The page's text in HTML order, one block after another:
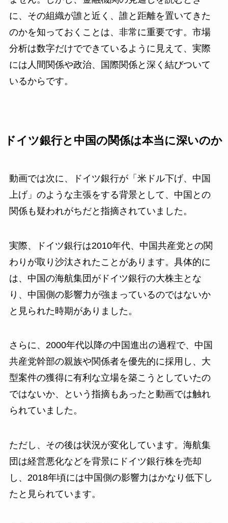
に、その組織が誰と近く、誰と距離を置いてきた
のかを知っておくことは、非常に重要です。市場
分析は数字だけでできているように見えて、実際
には人間関係や政治、国際関係と深く結びついて
いるからです。
ドイツ銀行と中国の関係は本当に深いのか
動画では次に、ドイツ銀行が「米ドル下げ、中国
上げ」のような主張をする背景として、中国との
関係も疑われがちだと指摘されていました。
実際、ドイツ銀行は2010年代、中国共産党との関
わりが取り沙汰されたことがあります。具体的に
は、中国の海航集団がドイツ銀行の大株主とな
り、中国側の影響力が強まっているのではないか
と見られた時期がありました。
さらに、2000年代以降の中国進出の過程で、中国
共産党幹部の親族や関係者を優先的に採用し、大
型案件の獲得に有利な立場を築こうとしていたの
ではないか、という指摘もあったと動画では触れ
られていました。
ただし、その後は状況が変化しています。海航集
団は経営悪化などを背景にドイツ銀行株を売却
し、2018年頃には中国側の影響力はかなり低下し
たと見られています。